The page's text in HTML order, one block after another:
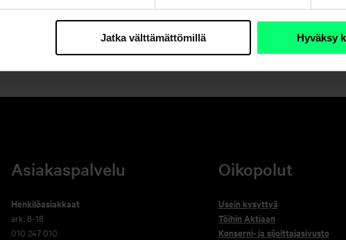
Jatka välttämättömillä Hyväksy
1 2 3 4 5 6 7 8 9 10
Asiakaspalvelu
Henkilöasiakkaat
ark. 8-18
010 247 010
Oikopolut
Usein kysyttyä
Töihin Aktiaan
Konserni- ja sijoittajasivusto